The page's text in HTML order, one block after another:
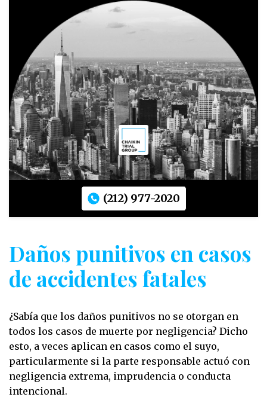
(212) 977-2020
Daños punitivos en casos
de accidentes fatales
¿Sabía que los daños punitivos no se otorgan en
todos los casos de muerte por negligencia? Dicho
esto, a veces aplican en casos como el suyo,
particularmente si la parte responsable actuó con
negligencia extrema, imprudencia o conducta
intencional.